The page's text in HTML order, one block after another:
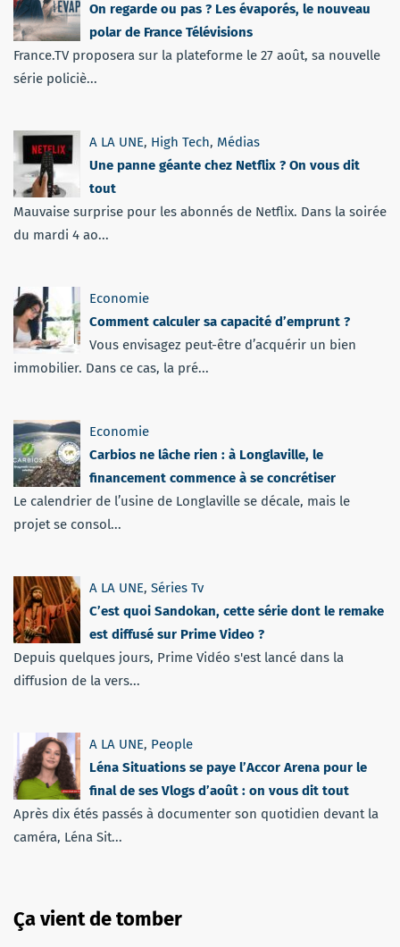
On regarde ou pas ? Les évaporés, le nouveau
polar de France Télévisions
France.TV proposera sur la plateforme le 27 août, sa nouvelle
série policiè...
A LA UNE, High Tech, Médias
Une panne géante chez Netflix ? On vous dit
tout
Mauvaise surprise pour les abonnés de Netflix. Dans la soirée
du mardi 4 ao...
Economie
Comment calculer sa capacité d’emprunt ?
Vous envisagez peut-être d’acquérir un bien
immobilier. Dans ce cas, la pré...
Economie
Carbios ne lâche rien : à Longlaville, le
financement commence à se concrétiser
Le calendrier de l’usine de Longlaville se décale, mais le
projet se consol...
A LA UNE, Séries Tv
C’est quoi Sandokan, cette série dont le remake
est diffusé sur Prime Video ?
Depuis quelques jours, Prime Vidéo s'est lancé dans la
diffusion de la vers...
A LA UNE, People
Léna Situations se paye l’Accor Arena pour le
final de ses Vlogs d’août : on vous dit tout
Après dix étés passés à documenter son quotidien devant la
caméra, Léna Sit...
Ça vient de tomber